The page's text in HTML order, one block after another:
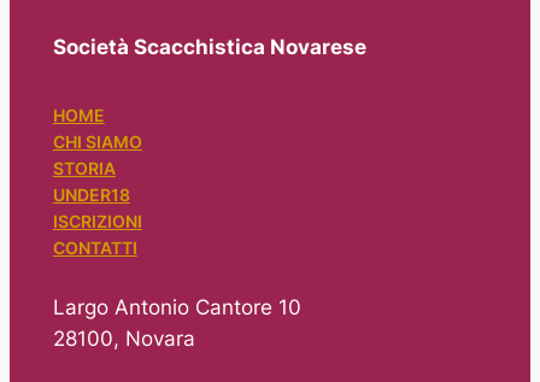
Società Scacchistica Novarese
HOME
CHI SIAMO
STORIA
UNDER18
ISCRIZIONI
CONTATTI
Largo Antonio Cantore 10
28100, Novara